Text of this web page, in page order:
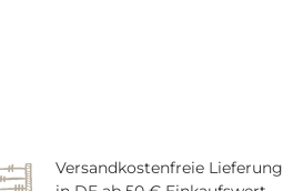
Versandkostenfreie Lieferung